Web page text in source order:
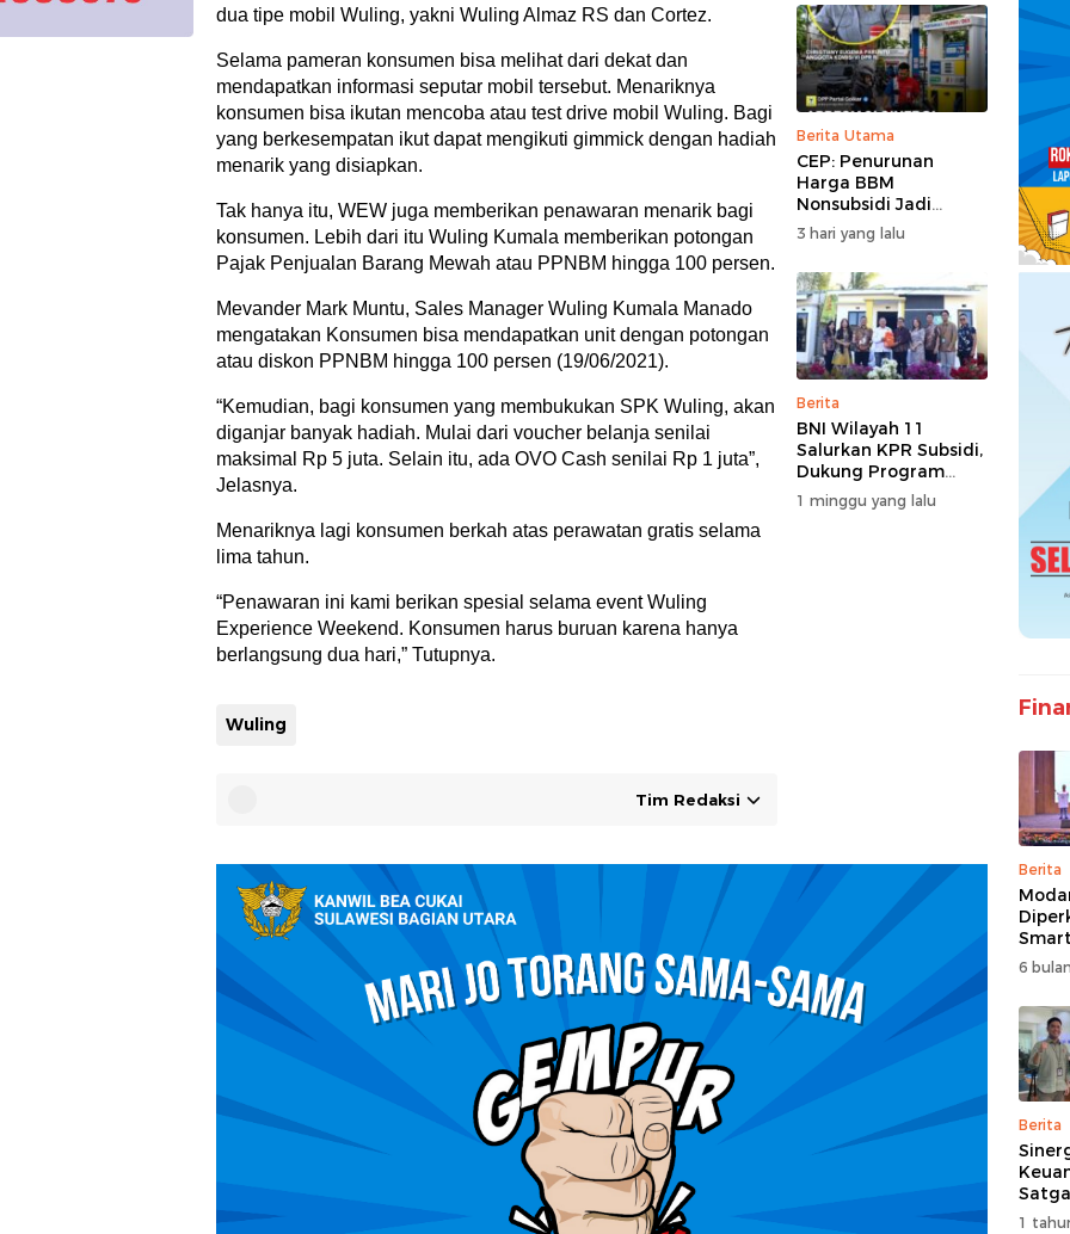
dua tipe mobil Wuling, yakni Wuling Almaz RS dan Cortez.
Selama pameran konsumen bisa melihat dari dekat dan
mendapatkan informasi seputar mobil tersebut. Menariknya
konsumen bisa ikutan mencoba atau test drive mobil Wuling. Bagi
yang berkesempatan ikut dapat mengikuti gimmick dengan hadiah
menarik yang disiapkan.
Tak hanya itu, WEW juga memberikan penawaran menarik bagi
konsumen. Lebih dari itu Wuling Kumala memberikan potongan
Pajak Penjualan Barang Mewah atau PPNBM hingga 100 persen.
Mevander Mark Muntu, Sales Manager Wuling Kumala Manado
mengatakan Konsumen bisa mendapatkan unit dengan potongan
atau diskon PPNBM hingga 100 persen (19/06/2021).
“Kemudian, bagi konsumen yang membukukan SPK Wuling, akan
diganjar banyak hadiah. Mulai dari voucher belanja senilai
maksimal Rp 5 juta. Selain itu, ada OVO Cash senilai Rp 1 juta”,
Jelasnya.
Menariknya lagi konsumen berkah atas perawatan gratis selama
lima tahun.
“Penawaran ini kami berikan spesial selama event Wuling
Experience Weekend. Konsumen harus buruan karena hanya
berlangsung dua hari,” Tutupnya.
Wuling
Tim Redaksi
Berita Utama
CEP: Penurunan
Harga BBM
Nonsubsidi Jadi
Stimulus Positif bagi
Dunia Usaha dan
Pertumbuhan
Ekonomi
3 hari yang lalu
Berita
BNI Wilayah 11
Salurkan KPR Subsidi,
Dukung Program
62.710 Rumah
Bersubsidi
1 minggu yang lalu
Berita
6
Berita
1